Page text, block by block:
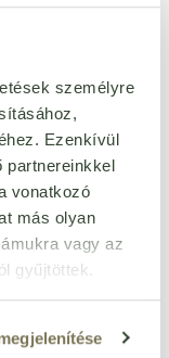
személyre
Ezenkívül
partnereinkkel
vonatkozó
más olyan
vagy az
gyűjtöttek.